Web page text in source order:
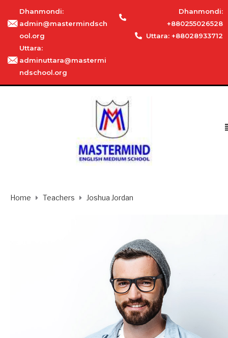
Dhanmondi:
admin@mastermindsch
ool.org
Uttara:
adminuttara@mastermi
ndschool.org
Dhanmondi:
+880255026528
Uttara: +88028933712
Home Teachers Joshua Jordan